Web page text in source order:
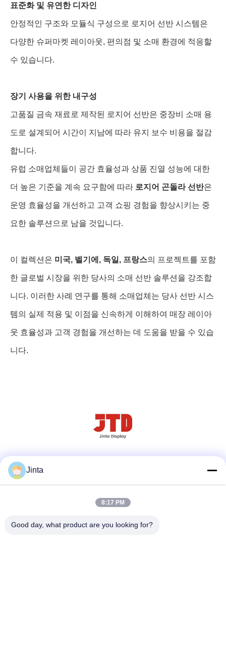
표준화 및 유연한 디자인
안정적인 구조와 모듈식 구성으로 로지어 선반 시스템은
다양한 슈퍼마켓 레이아웃, 편의점 및 소매 환경에 적응할
수 있습니다.
장기 사용을 위한 내구성
고품질 금속 재료로 제작된 로지어 선반은 중장비 소매 용
도로 설계되어 시간이 지남에 따라 유지 보수 비용을 절감
합니다.
유럽 소매업체들이 공간 효율성과 상품 진열 성능에 대한
더 높은 기준을 계속 요구함에 따라 로지어 곤돌라 선반은
운영 효율성을 개선하고 고객 쇼핑 경험을 향상시키는 중
요한 솔루션으로 남을 것입니다.
이 컬렉션은 미국, 벨기에, 독일, 프랑스의 프로젝트를 포함
한 글로벌 시장을 위한 당사의 소매 선반 솔루션을 강조합
니다. 이러한 사례 연구를 통해 소매업체는 당사 선반 시스
템의 실제 적용 및 이점을 신속하게 이해하여 매장 레이아
웃 효율성과 고객 경험을 개선하는 데 도움을 받을 수 있습
니다.
전화
Jinta
8:17 PM
Good day, what product are you looking for?